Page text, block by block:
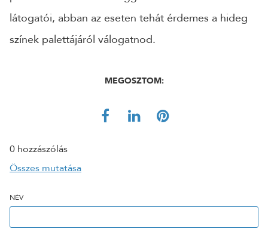
látogatói, abban az eseten tehát érdemes a hideg
színek palettájáról válogatnod.
MEGOSZTOM:
0 hozzászólás
Összes mutatása
NÉV